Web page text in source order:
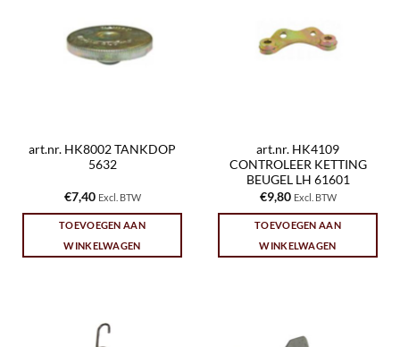
art.nr. HK8002 TANKDOP
5632
€7,40 Excl. BTW
TOEVOEGEN AAN
WINKELWAGEN
art.nr. HK4109
CONTROLEER KETTING
BEUGEL LH 61601
€9,80 Excl. BTW
TOEVOEGEN AAN
WINKELWAGEN